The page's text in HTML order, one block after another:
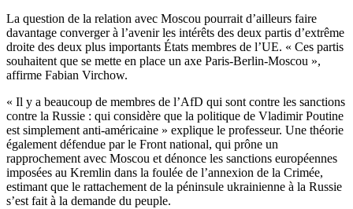
La question de la relation avec Moscou pourrait d’ailleurs faire
davantage converger à l’avenir les intérêts des deux partis d’extrême
droite des deux plus importants États membres de l’UE. « Ces partis
souhaitent que se mette en place un axe Paris-Berlin-Moscou »,
affirme Fabian Virchow.
« Il y a beaucoup de membres de l’AfD qui sont contre les sanctions
contre la Russie : qui considère que la politique de Vladimir Poutine
est simplement anti-américaine » explique le professeur. Une théorie
également défendue par le Front national, qui prône un
rapprochement avec Moscou et dénonce les sanctions européennes
imposées au Kremlin dans la foulée de l’annexion de la Crimée,
estimant que le rattachement de la péninsule ukrainienne à la Russie
s’est fait à la demande du peuple.